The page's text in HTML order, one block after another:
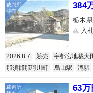
384
栃木
入
2026.8.7 競売 宇都宮地裁大
那須郡那珂川町
烏山駅 滝駅
63万